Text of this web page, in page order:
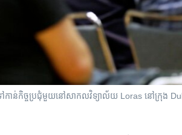
កិច្ចប្រជុំ​​មួយ​នៅ​សាកលវិទ្យាល័យ​ Loras នៅ​ក្រុង